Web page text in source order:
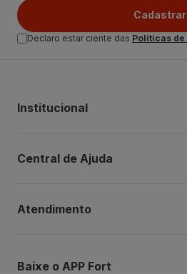
Cadastrar
Declaro estar ciente das Politicas
Institucional
Central de Ajuda
Atendimento
Baixe o APP Fort